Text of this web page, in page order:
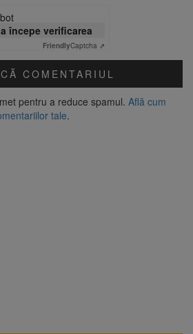
începe verificarea
FriendlyCaptcha ⇗
pentru a reduce spamul. Află cum
tale.